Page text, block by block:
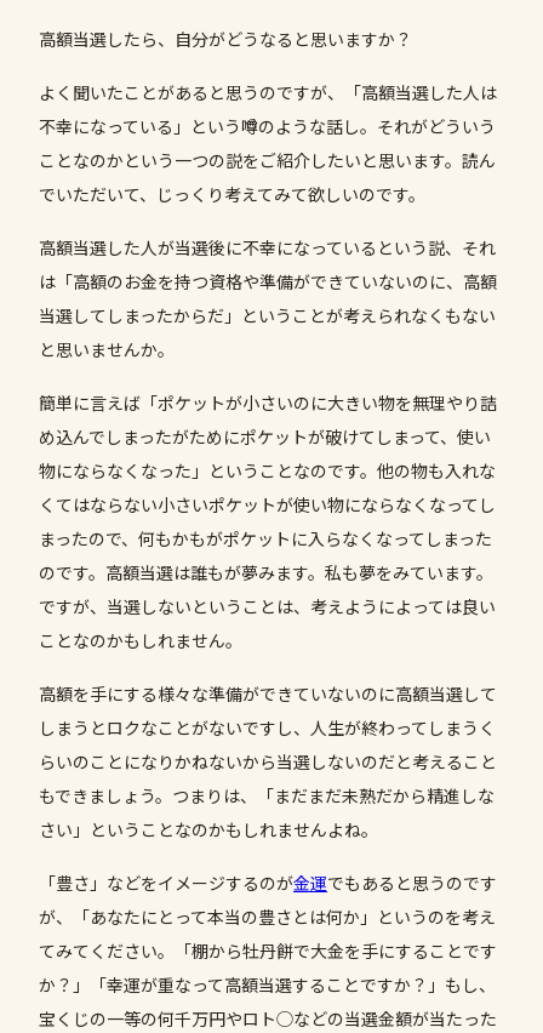
高額当選したら、自分がどうなると思いますか？
よく聞いたことがあると思うのですが、「高額当選した人は
不幸になっている」という噂のような話し。それがどういう
ことなのかという一つの説をご紹介したいと思います。読ん
でいただいて、じっくり考えてみて欲しいのです。
高額当選した人が当選後に不幸になっているという説、それ
は「高額のお金を持つ資格や準備ができていないのに、高額
当選してしまったからだ」ということが考えられなくもない
と思いませんか。
簡単に言えば「ポケットが小さいのに大きい物を無理やり詰
め込んでしまったがためにポケットが破けてしまって、使い
物にならなくなった」ということなのです。他の物も入れな
くてはならない小さいポケットが使い物にならなくなってし
まったので、何もかもがポケットに入らなくなってしまった
のです。高額当選は誰もが夢みます。私も夢をみています。
ですが、当選しないということは、考えようによっては良い
ことなのかもしれません。
高額を手にする様々な準備ができていないのに高額当選して
しまうとロクなことがないですし、人生が終わってしまうく
らいのことになりかねないから当選しないのだと考えること
もできましょう。つまりは、「まだまだ未熟だから精進しな
さい」ということなのかもしれませんよね。
「豊さ」などをイメージするのが金運でもあると思うのです
が、「あなたにとって本当の豊さとは何か」というのを考え
てみてください。「棚から牡丹餅で大金を手にすることです
か？」「幸運が重なって高額当選することですか？」もし、
宝くじの一等の何千万円やロト◯などの当選金額が当たった